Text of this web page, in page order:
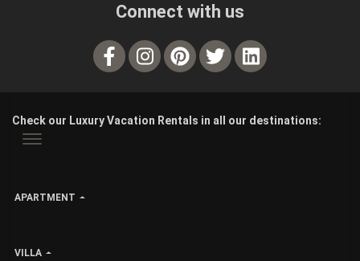
Connect with us
Check our Luxury Vacation Rentals in all our destinations:
APARTMENT
VILLA